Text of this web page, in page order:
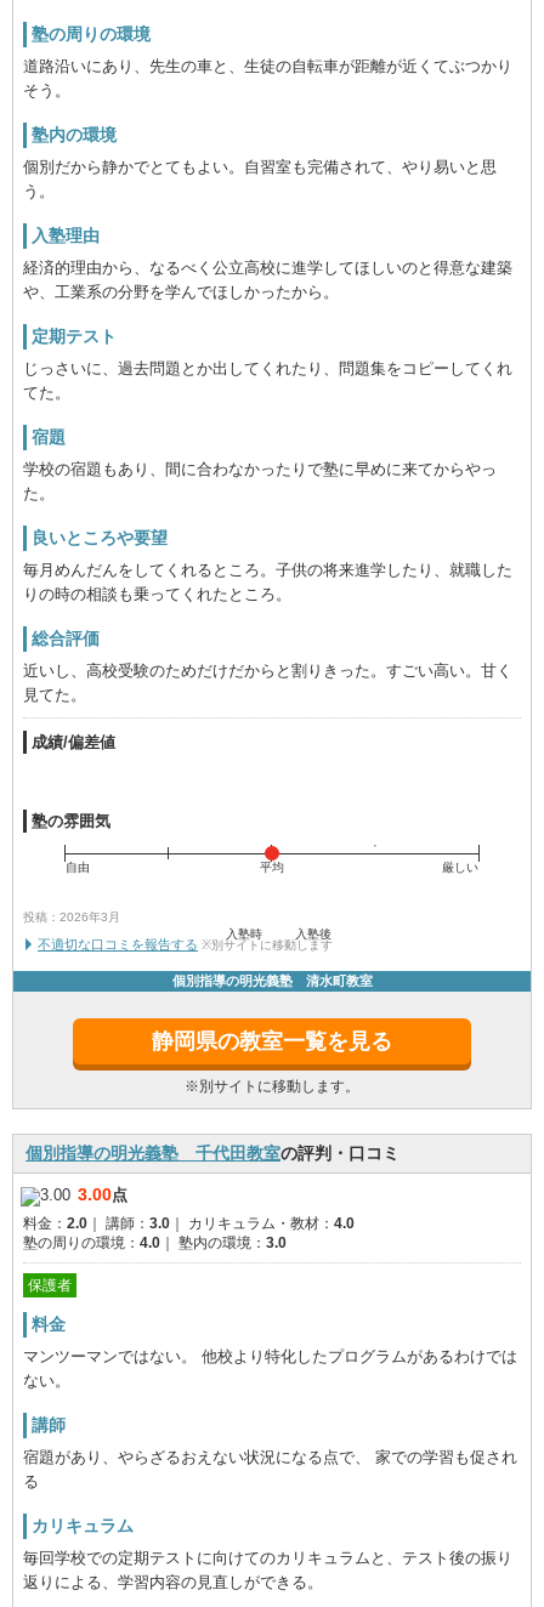
塾の周りの環境
道路沿いにあり、先生の車と、生徒の自転車が距離が近くてぶつかり
そう。
塾内の環境
個別だから静かでとてもよい。自習室も完備されて、やり易いと思
う。
入塾理由
経済的理由から、なるべく公立高校に進学してほしいのと得意な建築
や、工業系の分野を学んでほしかったから。
定期テスト
じっさいに、過去問題とか出してくれたり、問題集をコピーしてくれ
てた。
宿題
学校の宿題もあり、間に合わなかったりで塾に早めに来てからやっ
た。
良いところや要望
毎月めんだんをしてくれるところ。子供の将来進学したり、就職した
りの時の相談も乗ってくれたところ。
総合評価
近いし、高校受験のためだけだからと割りきった。すごい高い。甘く
見てた。
成績/偏差値
入塾時 入塾後
塾の雰囲気
自由 平均 厳しい
投稿：2026年3月
不適切な口コミを報告する ※別サイトに移動します
個別指導の明光義塾 清水町教室
静岡県の教室一覧を見る
※別サイトに移動します。
個別指導の明光義塾 千代田教室の評判・口コミ
3.00点
料金： 2.0 講師： 3.0 カリキュラム・教材： 4.0
塾の周りの環境： 4.0 塾内の環境： 3.0
保護者
料金
マンツーマンではない。 他校より特化したプログラムがあるわけでは
ない。
講師
宿題があり、やらざるおえない状況になる点で、 家での学習も促され
る
カリキュラム
毎回学校での定期テストに向けてのカリキュラムと、テスト後の振り
返りによる、学習内容の見直しができる。